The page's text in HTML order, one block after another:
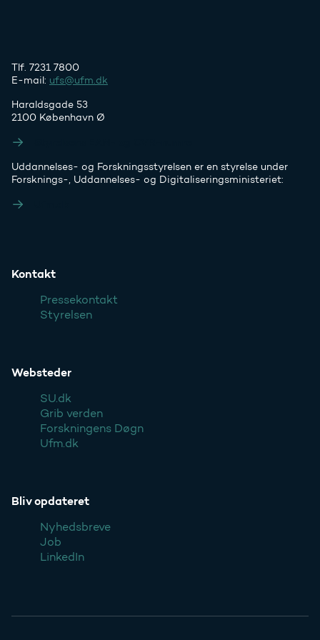
Tlf. 7231 7800
E-mail: ufs@ufm.dk
Haraldsgade 53
2100 København Ø
Uddannelses- og Forskningsstyrelsen er en styrelse under
Forsknings-, Uddannelses- og Digitaliseringsministeriet:
Kontakt
Pressekontakt
Styrelsen
Websteder
SU.dk
Grib verden
Forskningens Døgn
Ufm.dk
Bliv opdateret
Nyhedsbreve
Job
LinkedIn